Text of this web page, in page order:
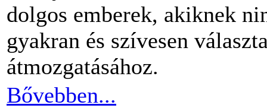
dolgos emberek, akiknek
gyakran és szívesen
átmozgatásához.
Bővebben...